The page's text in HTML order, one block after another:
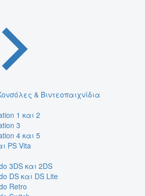
& Βιντεοπαιχνίδια
1 και 2
3
4 και 5
PS Vita
3DS και 2DS
DS και DS Lite
Retro